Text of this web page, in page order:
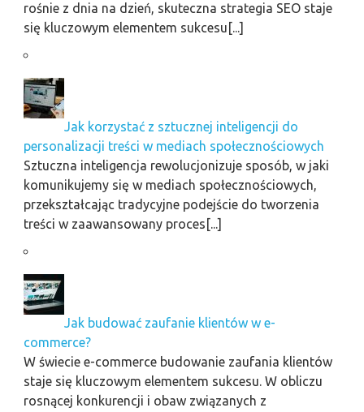
rośnie z dnia na dzień, skuteczna strategia SEO staje
się kluczowym elementem sukcesu[...]
Jak korzystać z sztucznej inteligencji do
personalizacji treści w mediach społecznościowych
Sztuczna inteligencja rewolucjonizuje sposób, w jaki
komunikujemy się w mediach społecznościowych,
przekształcając tradycyjne podejście do tworzenia
treści w zaawansowany proces[...]
Jak budować zaufanie klientów w e-
commerce?
W świecie e-commerce budowanie zaufania klientów
staje się kluczowym elementem sukcesu. W obliczu
rosnącej konkurencji i obaw związanych z